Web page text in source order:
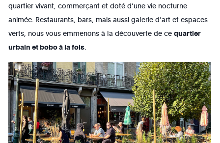
quartier vivant, commerçant et doté d’une vie nocturne
animée. Restaurants, bars, mais aussi galerie d’art et espaces
verts, nous vous emmenons à la découverte de cequartier
urbain et bobo à la fois.